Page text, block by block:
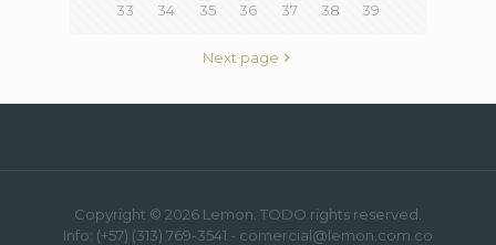
33 34 35 36 37 38 39
Next page
Copyright © 2026 Lemon. TODO rights reserved.
Info: (+57) (313) 769-3541 - comercial@lemon.com.co